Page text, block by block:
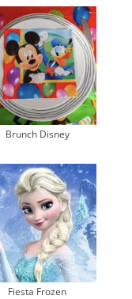
Brunch Disney
Fiesta Frozen